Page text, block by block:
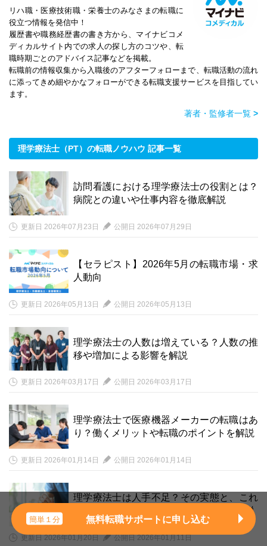
リハ職・医療技術職・栄養士のみなさまの転職に
役立つ情報を発信中！
履歴書や職務経歴書の書き方から、マイナビコメ
ディカルサイト内での求人の探し方のコツや、転
職時期ごとのアドバイス記事などを掲載。
転職前の情報収集から入職後のアフターフォローまで、転職活動の流れ
に添ってきめ細やかなフォローができる転職支援サービスを目指してい
ます。
著者・監修者一覧 >
理学療法士（PT）の転職ノウハウ 記事一覧
訪問看護における理学療法士の役割とは？
病院との違いや仕事内容を徹底解説
更新日 2026年07月23日 公開日 2026年07月29日
【セラピスト】2026年5月の転職市場・求
人動向
更新日 2026年05月13日 公開日 2026年05月13日
理学療法士の人数は増えている？人数の推
移や増加による影響を解説
更新日 2026年03月17日 公開日 2026年03月17日
理学療法士で医療機器メーカーの転職はあ
り？働くメリットや転職のポイントを解説
更新日 2026年01月14日 公開日 2026年01月14日
理学療法士は人手不足？その実態と、これ
からの理学療法士に求められることを解説
更新日 2026年01月20日 公開日 2026年01月11日
簡単１分 無料転職サポートに申し込む